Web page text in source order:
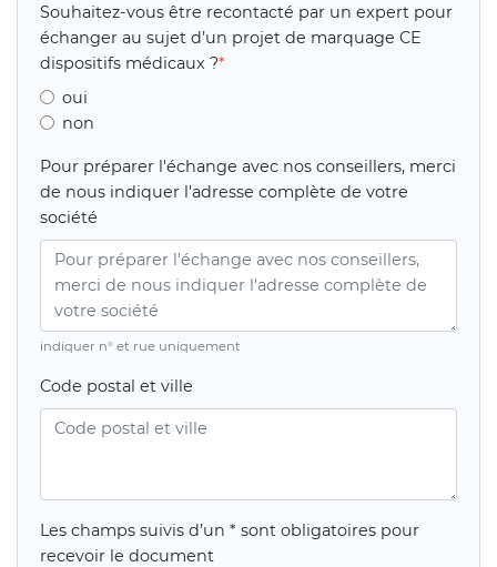
Souhaitez-vous être recontacté par un expert pour
échanger au sujet d’un projet de marquage CE
dispositifs médicaux ?
oui
non
Pour préparer l'échange avec nos conseillers, merci
de nous indiquer l'adresse complète de votre
société
indiquer n° et rue uniquement
Code postal et ville
Les champs suivis d’un * sont obligatoires pour
recevoir le document